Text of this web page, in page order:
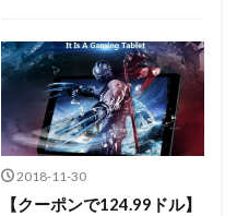
2018-11-30
【クーポンで124.99ドル】